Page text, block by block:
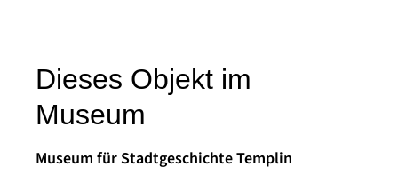
Dieses Objekt im
Museum
Museum für Stadtgeschichte Templin